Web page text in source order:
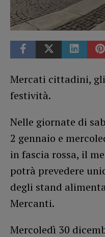
Mercati cittadini,
festività.
Nelle giornate di
2 gennaio e
in fascia rossa, il
potrà prevedere
degli stand
Mercanti.
Mercoledì 30